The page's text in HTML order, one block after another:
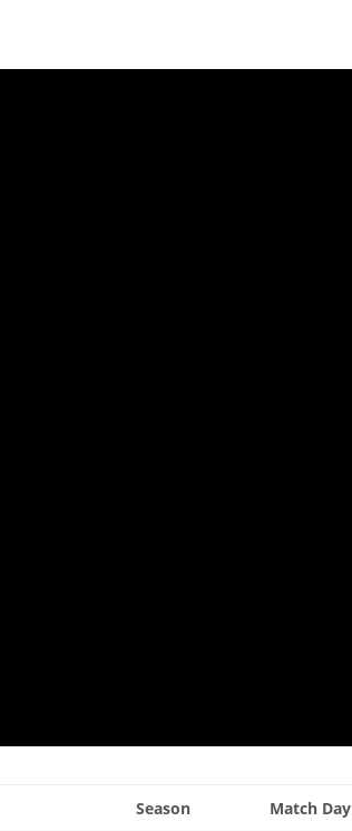
Season Match Day